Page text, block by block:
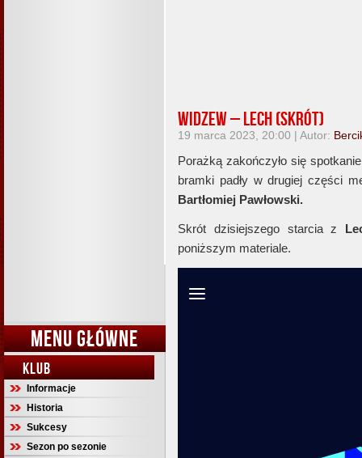
MENU GŁÓWNE
KLUB
Informacje
Historia
Sukcesy
Sezon po sezonie
Widzew – Lech (skrót)
19 marca 2023, 20:00 | Autor:
Porażką zakończyło się
bramki padły w drugiej części
Bartłomiej Pawłowski.
Skrót dzisiejszego starcia z
poniższym materiale.